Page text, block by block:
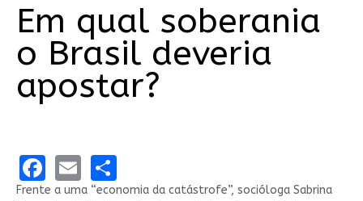
Em qual soberania
o Brasil deveria
apostar?
Facebook
EmailShare
Frente a uma “economia da catástrofe”, socióloga Sabrina